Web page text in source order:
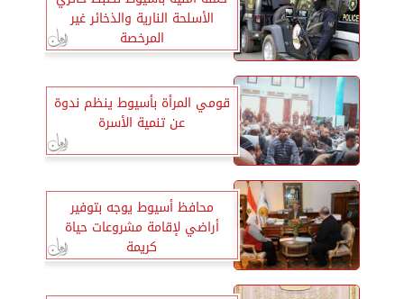
الأسلحة النارية والذخائر غير
المرخصة
قومي المرأة بأسيوط ينظم ندوة
عن تنمية الأسرة
محافظ أسيوط يوجه بتوفير
أراضي لإقامة مشروعات حياة
كريمة